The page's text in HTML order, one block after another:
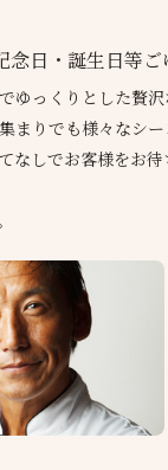
日・誕生日等ご
ゆっくりとした贅
まりでも様々なシ
なしでお客様をお